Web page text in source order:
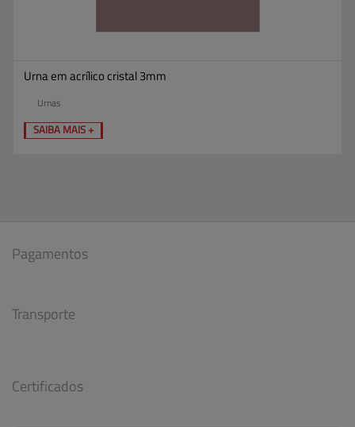
Urna em acrílico cristal 3mm
Urnas
SAIBA MAIS +
Pagamentos
Transporte
Certificados